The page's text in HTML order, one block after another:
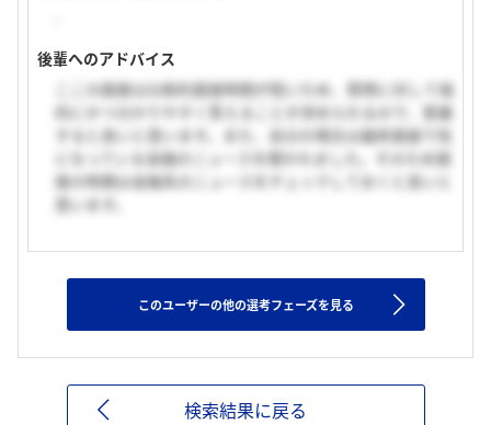
後輩へのアドバイス
ここの面接は比較的面接時間が短いため、質問に対して端
的にかつ分かりやすく答えることが求められるので、意識
すると良いと思います。また、自分の場合は最終面接で気
になっている金融のニュースを聞かれました。そのため面
接の時期は金融系のニュースをチェックしておくと良いと
思います。
このユーザーの他の選考フェーズを見る
検索結果に戻る